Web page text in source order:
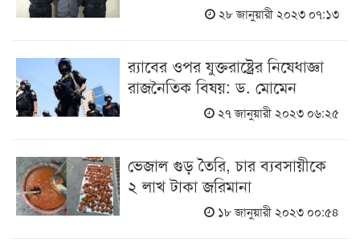
২৮ জানুয়ারী ২০২৩ ০৭:১৩
র‌্যাবের ওপর যুক্তরাষ্ট্রের নিষেধাজ্ঞা
রাজনৈতিক বিষয়: ড. মোমেন
২৭ জানুয়ারী ২০২৩ ০৬:২৫
ভেজাল গুড় তৈরি, চার ব্যবসায়ীকে
২ লাখ টাকা জরিমানা
১৮ জানুয়ারী ২০২৩ ০০:৫৪